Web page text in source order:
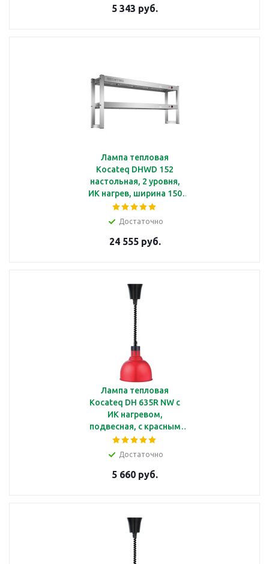
5 343 руб.
Лампа тепловая
Kocateq DHWD 152
настольная, 2 уровня,
ИК нагрев, ширина 150
см
Достаточно
24 555 руб.
Лампа тепловая
Kocateq DH 635R NW c
ИК нагревом,
подвесная, с красным
плафоном Ø250*220 мм
Достаточно
5 660 руб.